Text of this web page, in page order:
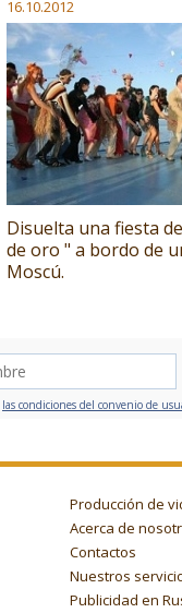
16.10.2012
Disuelta una fiesta
de oro " a bordo de
Moscú.
las condiciones del convenio de
Producción de
Acerca de
Contactos
Nuestros
Publicidad en